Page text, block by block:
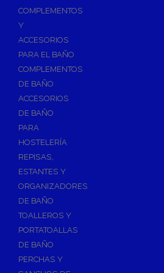
Válvulas para Calefacción
Válv. Mezcladora Termostática
Válvulas Motorizadas
Válvulas de Seguridad
Colectores de Calefacción
Bombas de Calor
Bombas de calor para ACS
Cocinas
Extractores de Cocina
Fregaderos
Grifería de Fregadero
Recambios de fregadero
Contra Incendios
COMPLEMENTOS
Y
ACCESORIOS
PARA EL BAÑO
COMPLEMENTOS
DE BAÑO
ACCESORIOS
DE BAÑO
PARA
HOSTELERÍA
REPISAS,
ESTANTES Y
ORGANIZADORES
DE BAÑO
TOALLEROS Y
PORTATOALLAS
DE BAÑO
PERCHAS Y